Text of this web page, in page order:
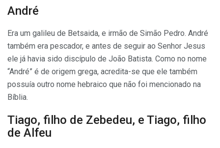
André
Era um galileu de Betsaida, e irmão de Simão Pedro. André
também era pescador, e antes de seguir ao Senhor Jesus
ele já havia sido discípulo de João Batista. Como no nome
“André” é de origem grega, acredita-se que ele também
possuía outro nome hebraico que não foi mencionado na
Bíblia.
Tiago, filho de Zebedeu, e Tiago, filho
de Alfeu